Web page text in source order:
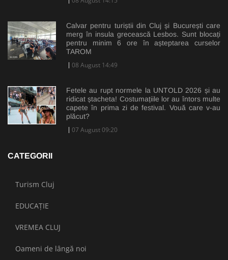
Calvar pentru turiștii din Cluj și București care
merg în insula grecească Lesbos. Sunt blocați
pentru minim 6 ore în așteptarea curselor
TAROM
08 August 14:49
Fetele au rupt normele la UNTOLD 2026 și au
ridicat ștacheta! Costumațiile lor au întors multe
capete în prima zi de festival. Vouă care v-au
plăcut?
07 August 09:20
CATEGORII
Turism Cluj
EDUCAȚIE
VREMEA CLUJ
Oameni de lângă noi